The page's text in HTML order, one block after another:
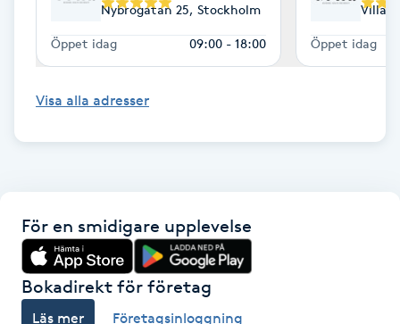
LPG
LPG-behandling
Nybrogatan 25, Stockholm
Öppet idag 09:00 - 18:00
Villa
Öppet idag
Visa alla adresser
För en smidigare upplevelse
Bokadirekt för företag
Läs mer Företagsinloggning